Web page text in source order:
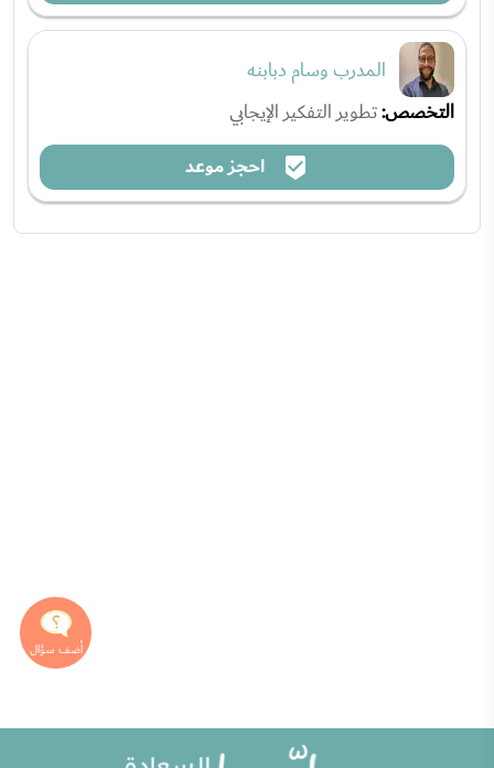
المدرب وسام دبابنه
التخصص:تطوير التفكير الإيجابي
احجز موعد